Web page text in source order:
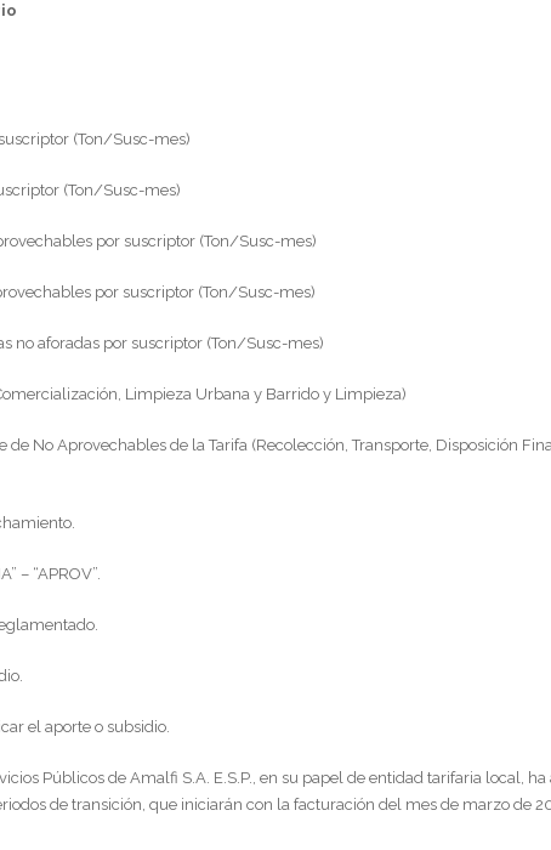
(Ton/Susc-mes)
(Ton/Susc-mes)
por suscriptor (Ton/Susc-mes)
por suscriptor (Ton/Susc-mes)
no aforadas por suscriptor (Ton/Susc-mes)
Limpieza Urbana y Barrido y Limpieza)
de No Aprovechables de la Tarifa (Recolección, Transporte, Disposición
– “APROV”.
el aporte o subsidio.
Públicos de Amalfi S.A. E.S.P., en su papel de entidad tarifaria local,
de transición, que iniciarán con la facturación del mes de marzo de